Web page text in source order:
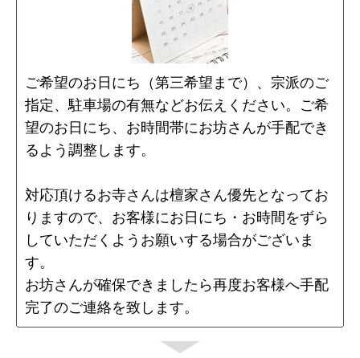
ご希望のお日にち（第三希望まで）、宗派のご
指定、駐車場の有無などお伝えください。ご希
望のお日にち、お時間帯にお坊さんが手配でき
るよう調整します。
対応頂けるお寺さんは檀家さん優先となってお
りますので、お客様にお日にち・お時間をずら
していただくようお願いする場合がございま
す。
お坊さんが確保できましたら再度お客様へ手配
完了のご連絡を致します。